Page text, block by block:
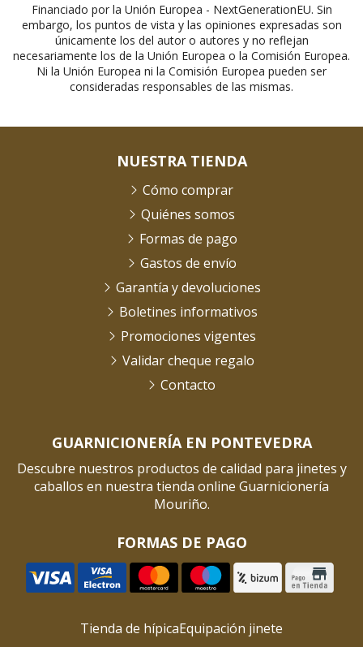
Financiado por la Unión Europea - NextGenerationEU. Sin
embargo, los puntos de vista y las opiniones expresadas son
únicamente los del autor o autores y no reflejan
necesariamente los de la Unión Europea o la Comisión Europea.
Ni la Unión Europea ni la Comisión Europea pueden ser
consideradas responsables de las mismas.
GUARNICIONERÍA EN PONTEVEDRA
Descubre nuestros productos de calidad para jinetes y
caballos en nuestra tienda online Guarnicionería
Mouriño.
FORMAS DE PAGO
NUESTRA TIENDA
Cómo comprar
Quiénes somos
Formas de pago
Gastos de envío
Garantía y devoluciones
Boletines informativos
Promociones vigentes
Validar cheque regalo
Contacto
Tienda de hípicaEquipación jinete